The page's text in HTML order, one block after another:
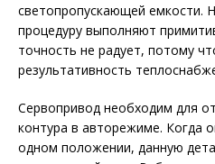
светопропускающей емкости.
процедуру выполняют
точность не радует, потому
результативность
Сервопривод необходим для
контура в авторежиме. Когда
одном положении, данную